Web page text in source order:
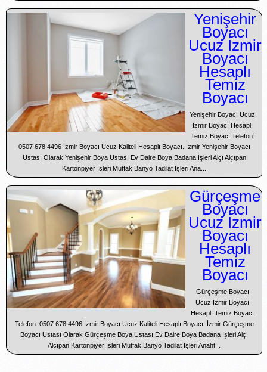
Yenişehir
Boyacı
Ucuz İzmir
Boyacı
Hesaplı
Temiz
Boyacı
Yenişehir Boyacı Ucuz
İzmir Boyacı Hesaplı
Temiz Boyacı Telefon:
0507 678 4496 İzmir Boyacı Ucuz Kaliteli Hesaplı Boyacı. İzmir Yenişehir Boyacı
Ustası Olarak Yenişehir Boya Ustası Ev Daire Boya Badana İşleri Alçı Alçıpan
Kartonpiyer İşleri Mutfak Banyo Tadilat İşleri Ana...
Gürçeşme
Boyacı
Ucuz İzmir
Boyacı
Hesaplı
Temiz
Boyacı
Gürçeşme Boyacı
Ucuz İzmir Boyacı
Hesaplı Temiz Boyacı
Telefon: 0507 678 4496 İzmir Boyacı Ucuz Kaliteli Hesaplı Boyacı. İzmir Gürçeşme
Boyacı Ustası Olarak Gürçeşme Boya Ustası Ev Daire Boya Badana İşleri Alçı
Alçıpan Kartonpiyer İşleri Mutfak Banyo Tadilat İşleri Anaht...